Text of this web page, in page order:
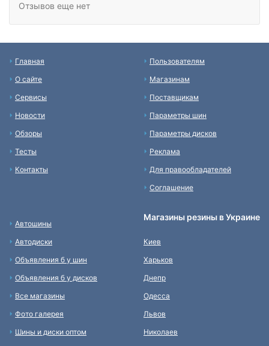
Отзывов еще нет
Главная
О сайте
Сервисы
Новости
Обзоры
Тесты
Контакты
Пользователям
Магазинам
Поставщикам
Параметры шин
Параметры дисков
Реклама
Для правообладателей
Соглашение
Автошины
Автодиски
Объявления б у шин
Объявления б у дисков
Все магазины
Фото галерея
Шины и диски оптом
Магазины резины в Украине
Киев
Харьков
Днепр
Одесса
Львов
Николаев